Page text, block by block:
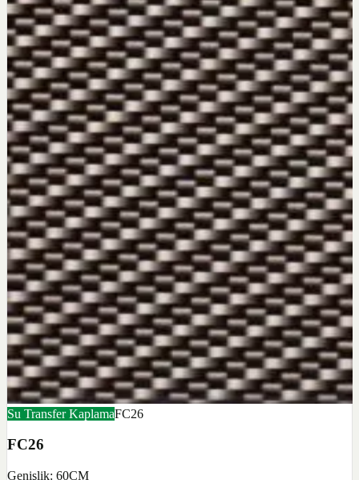
Su Transfer KaplamaFC26
FC26
Genişlik: 60CM